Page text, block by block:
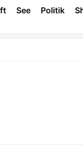
See Politik